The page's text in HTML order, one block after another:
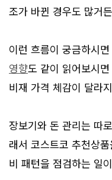
조가 바뀐 경우도 많거
이런 흐름이 궁금하시면
영향도 같이 읽어보시
비재 가격 체감이 달라
장보기와 돈 관리는 따
래서 코스트코 추천상
비 패턴을 점검하는 일